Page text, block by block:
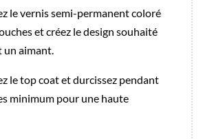
le vernis semi-permanent coloré
et créez le design souhaité
aimant.
le top coat et durcissez pendant
minimum pour une haute